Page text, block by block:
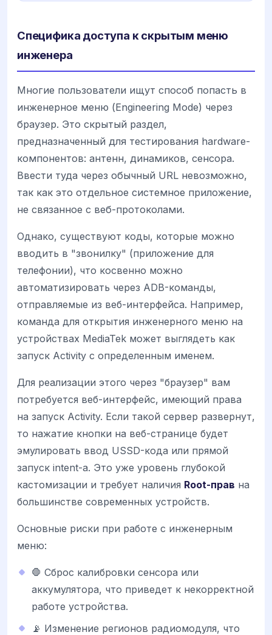
Специфика доступа к скрытым меню
инженера
Многие пользователи ищут способ попасть в
инженерное меню (Engineering Mode) через
браузер. Это скрытый раздел,
предназначенный для тестирования hardware-
компонентов: антенн, динамиков, сенсора.
Ввести туда через обычный URL невозможно,
так как это отдельное системное приложение,
не связанное с веб-протоколами.
Однако, существуют коды, которые можно
вводить в "звонилку" (приложение для
телефонии), что косвенно можно
автоматизировать через ADB-команды,
отправляемые из веб-интерфейса. Например,
команда для открытия инженерного меню на
устройствах MediaTek может выглядеть как
запуск Activity с определенным именем.
Для реализации этого через "браузер" вам
потребуется веб-интерфейс, имеющий права
на запуск Activity. Если такой сервер развернут,
то нажатие кнопки на веб-странице будет
эмулировать ввод USSD-кода или прямой
запуск intent-а. Это уже уровень глубокой
кастомизации и требует наличия Root-прав на
большинстве современных устройств.
Основные риски при работе с инженерным
меню:
🛑 Сброс калибровки сенсора или
аккумулятора, что приведет к некорректной
работе устройства.
📡 Изменение регионов радиомодуля, что